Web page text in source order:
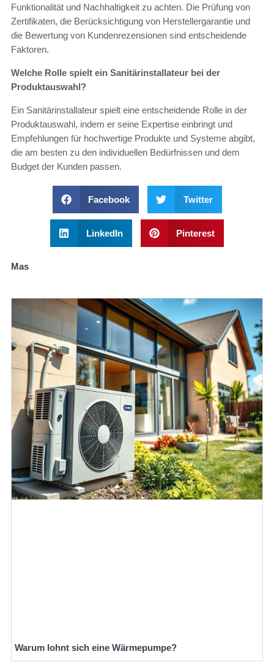
Funktionalität und Nachhaltigkeit zu achten. Die Prüfung von
Zertifikaten, die Berücksichtigung von Herstellergarantie und
die Bewertung von Kundenrezensionen sind entscheidende
Faktoren.
Welche Rolle spielt ein Sanitärinstallateur bei der
Produktauswahl?
Ein Sanitärinstallateur spielt eine entscheidende Rolle in der
Produktauswahl, indem er seine Expertise einbringt und
Empfehlungen für hochwertige Produkte und Systeme abgibt,
die am besten zu den individuellen Bedürfnissen und dem
Budget der Kunden passen.
Facebook Twitter
LinkedIn Pinterest
Mas
Warum lohnt sich eine Wärmepumpe?